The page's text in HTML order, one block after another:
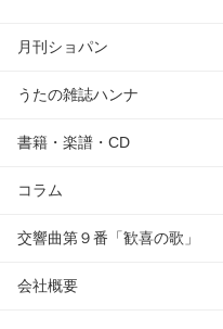
月刊ショパン
うたの雑誌ハンナ
書籍・楽譜・CD
コラム
交響曲第９番「歓喜の歌」
会社概要